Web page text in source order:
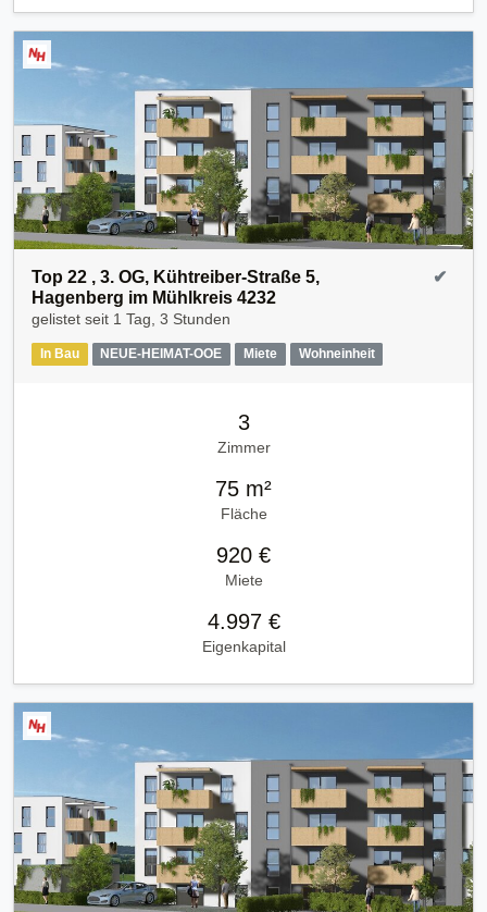
Top 22 , 3. OG, Kühtreiber-Straße 5,
Hagenberg im Mühlkreis 4232
gelistet seit 1 Tag, 3 Stunden
In Bau NEUE-HEIMAT-OOE Miete Wohneinheit
✔
3
Zimmer
75 m²
Fläche
920 €
Miete
4.997 €
Eigenkapital